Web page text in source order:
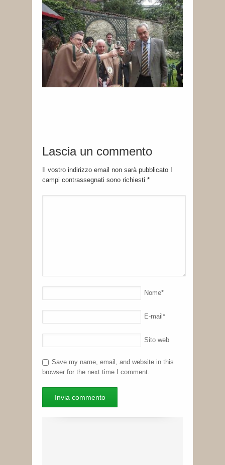
Lascia un commento
Il vostro indirizzo email non sarà pubblicato I
campi contrassegnati sono richiesti *
Nome*
E-mail *
Sito web
Save my name, email, and website in this
browser for the next time I comment.